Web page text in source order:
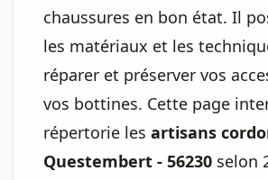
chaussures en bon état. Il
les matériaux et les
réparer et préserver vos
vos bottines. Cette page
répertorie les artisans
Questembert - 56230 selon